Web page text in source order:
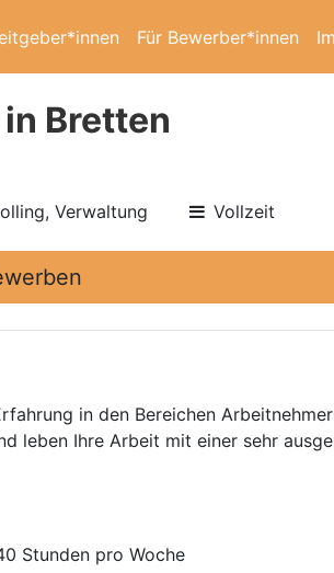
Für Bewerber*innen
Bretten
Verwaltung Vollzeit
in den Bereichen
leben Ihre Arbeit mit einer sehr
Stunden pro Woche